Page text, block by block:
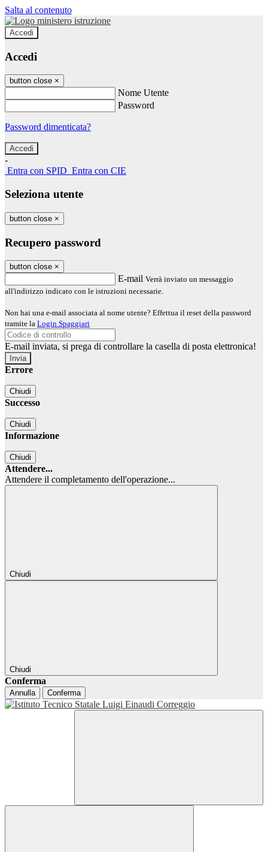
Salta al contenuto
Accedi
Accedi
button close ×
Nome Utente
Password
Password dimenticata?
-
Entra con SPID Entra con CIE
Seleziona utente
button close ×
Recupero password
button close ×
E-mail Verrà inviato un messaggio
all'indirizzo indicato con le istruzioni necessarie.
Non hai una e-mail associata al nome utente? Effettua il reset della password
tramite la Login Spaggiari
E-mail inviata, si prega di controllare la casella di posta elettronica!
Errore
Chiudi
Successo
Chiudi
Informazione
Chiudi
Attendere...
Attendere il completamento dell'operazione...
Chiudi
Chiudi
Conferma
Annulla Conferma